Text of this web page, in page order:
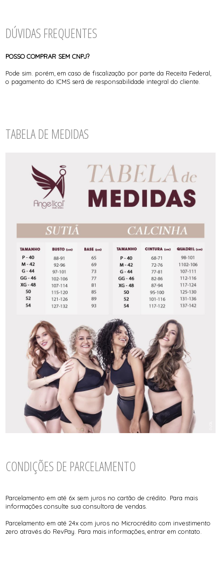
DÚVIDAS FREQUENTES
POSSO COMPRAR SEM CNPJ?
Pode sim. porém, em caso de fiscalização por parte da Receita Federal,
o pagamento do ICMS será de responsabilidade integral do cliente.
TABELA DE MEDIDAS
CONDIÇÕES DE PARCELAMENTO
Parcelamento em até 6x sem juros no cartão de crédito. Para mais
informações consulte sua consultora de vendas.
Parcelamento em até 24x com juros no Microcrédito com investimento
zero através do RevPay. Para mais informações, entrar em contato.